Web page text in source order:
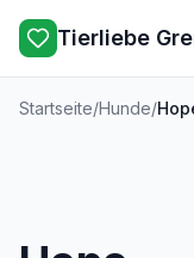
Tierliebe
Startseite/Hunde/